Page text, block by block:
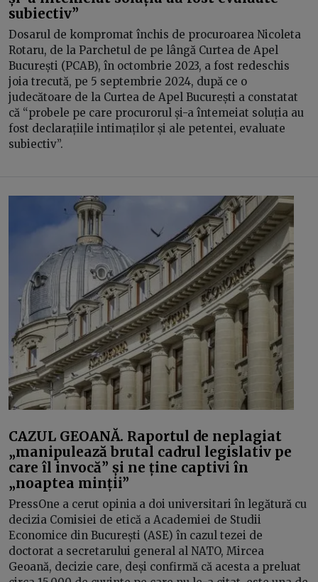
subiectiv”
Dosarul de kompromat închis de procuroarea Nicoleta
Rotaru, de la Parchetul de pe lângă Curtea de Apel
București (PCAB), în octombrie 2023, a fost redeschis
joia trecută, pe 5 septembrie 2024, după ce o
judecătoare de la Curtea de Apel București a constatat
că “probele pe care procurorul și-a întemeiat soluția au
fost declarațiile intimaților și ale petentei, evaluate
subiectiv”.
CAZUL GEOANĂ. Raportul de neplagiat
„manipulează brutal cadrul legislativ pe
care îl invocă” și ne ține captivi în
„noaptea minții”
PressOne a cerut opinia a doi universitari în legătură cu
decizia Comisiei de etică a Academiei de Studii
Economice din București (ASE) în cazul tezei de
doctorat a secretarului general al NATO, Mircea
Geoană, decizie care, deși confirmă că acesta a preluat